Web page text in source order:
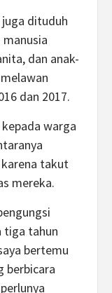
dituduh
dan anak-
dan 2017.
warga
takut
mereka.
tiga tahun
bertemu
berbicara